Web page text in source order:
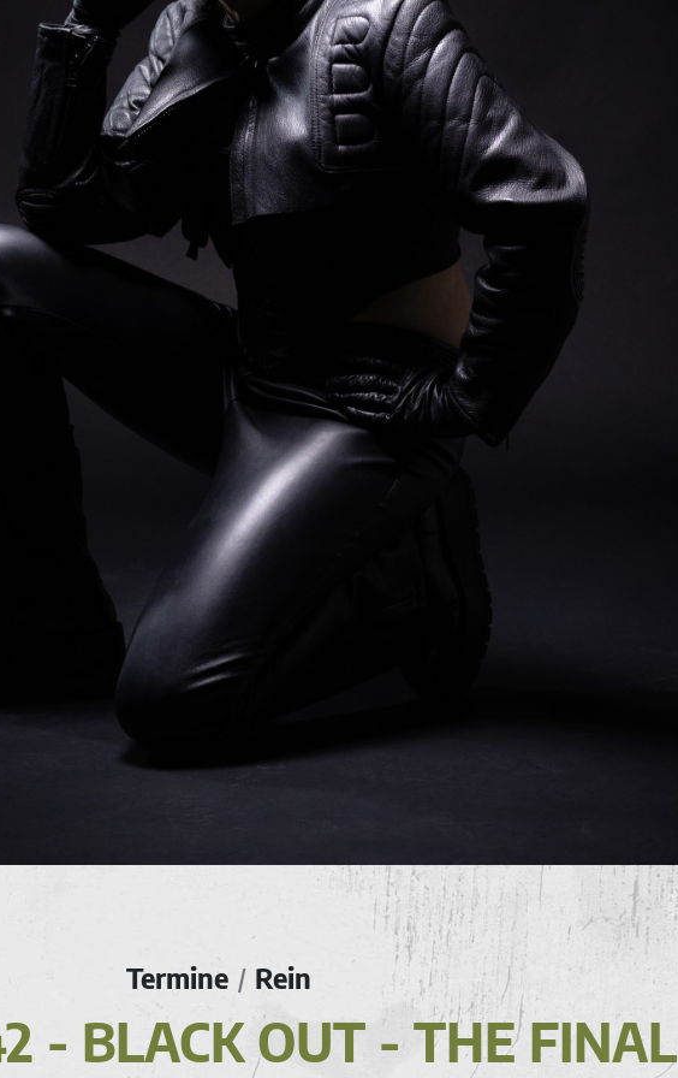
Termine / Rein
- BLACK OUT - THE FINAL